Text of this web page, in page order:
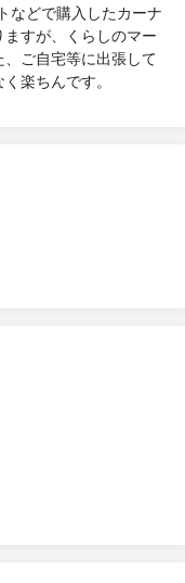
などで購入したカーナ
すが、くらしのマー
ご自宅等に出張して
楽ちんです。